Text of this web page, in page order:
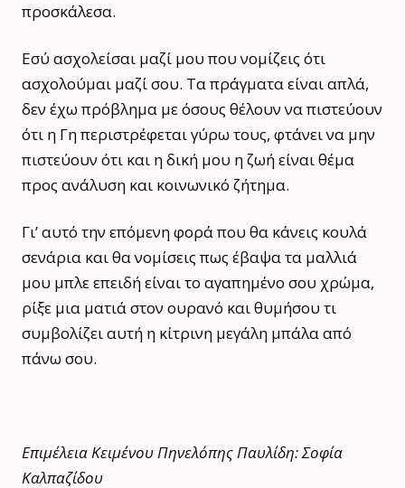
προσκάλεσα.
Εσύ ασχολείσαι μαζί μου που νομίζεις ότι
ασχολούμαι μαζί σου. Τα πράγματα είναι απλά,
δεν έχω πρόβλημα με όσους θέλουν να πιστεύουν
ότι η Γη περιστρέφεται γύρω τους, φτάνει να μην
πιστεύουν ότι και η δική μου η ζωή είναι θέμα
προς ανάλυση και κοινωνικό ζήτημα.
Γι’ αυτό την επόμενη φορά που θα κάνεις κουλά
σενάρια και θα νομίσεις πως έβαψα τα μαλλιά
μου μπλε επειδή είναι το αγαπημένο σου χρώμα,
ρίξε μια ματιά στον ουρανό και θυμήσου τι
συμβολίζει αυτή η κίτρινη μεγάλη μπάλα από
πάνω σου.
Επιμέλεια Κειμένου Πηνελόπης Παυλίδη: Σοφία
Καλπαζίδου